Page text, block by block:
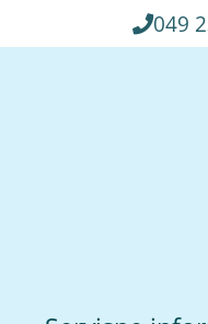
049